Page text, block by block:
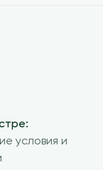
условия и